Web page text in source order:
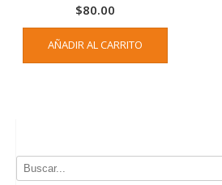
$80.00
AÑADIR AL CARRITO